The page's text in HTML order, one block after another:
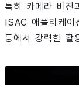
특히 카메라 비전
ISAC 애플리케
등에서 강력한 활